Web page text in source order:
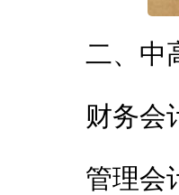
二、中
财务会计
管理会计